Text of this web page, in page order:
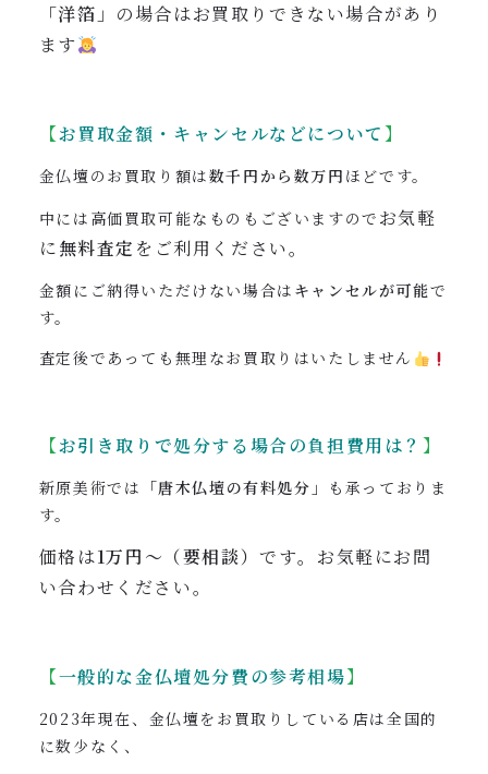
「洋箔」 の場合はお買取りできない場合があり
ます
【お買取金額・キャンセルなどについて】
金仏壇のお買取り額は数千円から数万円 ほどです。
中には高価買取可能なものもございますので お気軽
に無料査定 をご利用ください。
金額にご納得いただけない場合は キャンセルが可能で
す。
査定後であっても無理なお買取りはいたしません
【お引き取りで処分する場合の負担費用は？ 】
新原美術では 「唐木仏壇の有料処分」
も承っておりま
す。
価格は1万円〜（要相談）です。 お気軽にお問
い合わせください。
【一般的な金仏壇処分費の参考相場】
2023年現在、金仏壇をお買取りしている店は全国的
に数少なく、